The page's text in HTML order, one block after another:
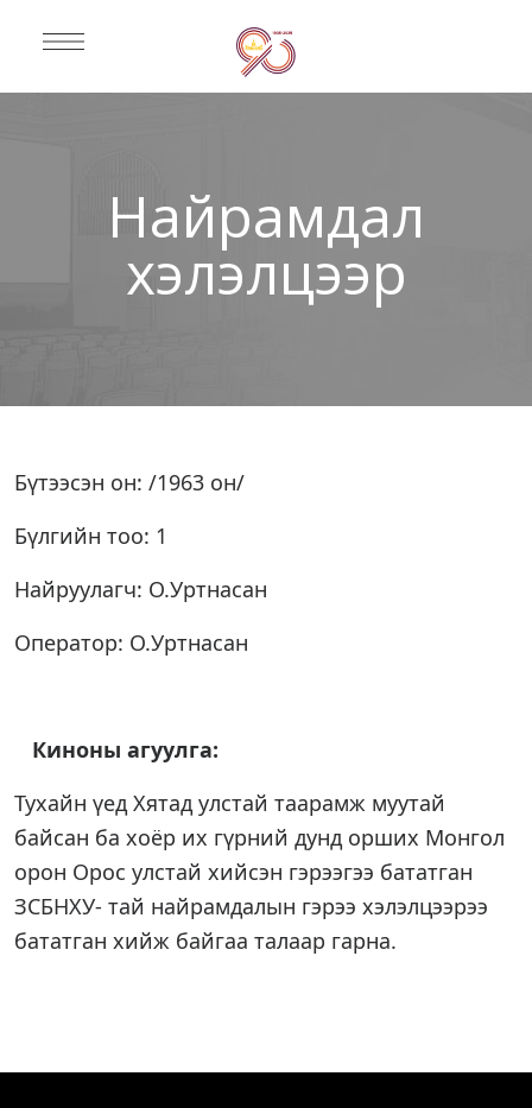
Найрамдал
хэлэлцээр
Бүтээсэн он: /1963 он/
Бүлгийн тоо: 1
Найруулагч: О.Уртнасан
Оператор: О.Уртнасан
Киноны агуулга:
Тухайн үед Хятад улстай таарамж муутай
байсан ба хоёр их гүрний дунд орших Монгол
орон Орос улстай хийсэн гэрээгээ бататган
ЗСБНХУ- тай найрамдалын гэрээ хэлэлцээрээ
бататган хийж байгаа талаар гарна.